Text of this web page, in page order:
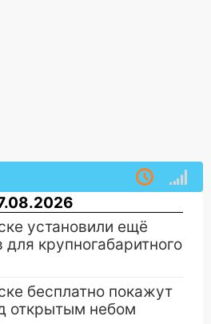
установили ещё
крупногабаритного
бесплатно покажут
открытым небом